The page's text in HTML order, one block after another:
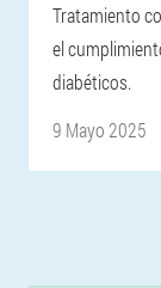
Tratamiento
el
diabéticos.
9 Mayo 2025